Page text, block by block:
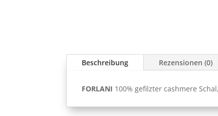
Beschreibung Rezensionen (0)
FORLANI 100% gefilzter cashmere